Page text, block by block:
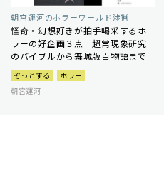
朝宮運河のホラーワールド渉猟
怪奇・幻想好きが拍手喝采するホ
ラーの好企画３点 超常現象研究
のバイブルから舞城版百物語まで
ぞっとする
ホラー
朝宮運河